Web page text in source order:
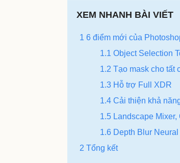
XEM NHANH BÀI VIẾT
1 6 điểm mới của
1.1 Object Selection
1.2 Tạo mask cho tất
1.3 Hỗ trợ Full XDR
1.4 Cải thiện khả
1.5 Landscape
1.6 Depth Blur
2 Tổng kết